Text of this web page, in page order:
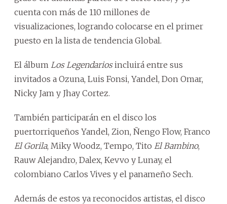
cuenta con más de 110 millones de
visualizaciones, logrando colocarse en el primer
puesto en la lista de tendencia Global.
El álbum Los Legendariosincluirá entre sus
invitados a Ozuna, Luis Fonsi, Yandel, Don Omar,
Nicky Jam y Jhay Cortez.
También participarán en el disco los
puertorriqueños Yandel, Zion, Ñengo Flow, Franco
El Gorila, Miky Woodz, Tempo, Tito El Bambino,
Rauw Alejandro, Dalex, Kevvo y Lunay, el
colombiano Carlos Vives y el panameño Sech.
Además de estos ya reconocidos artistas, el disco